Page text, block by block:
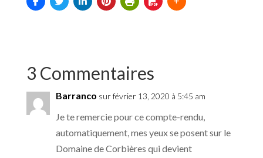
3 Commentaires
Barranco sur février 13, 2020 à 5:45 am
Je te remercie pour ce compte-rendu,
automatiquement, mes yeux se posent sur le
Domaine de Corbières qui devient